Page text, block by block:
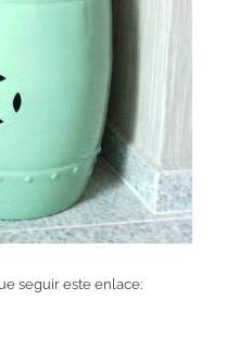
seguir este enlace: